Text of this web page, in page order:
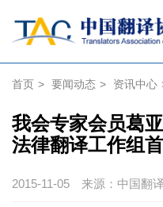
首页 > 要闻动态 > 资讯中心
我会专家会员葛
法律翻译工作组
2015-11-05 来源：中国翻